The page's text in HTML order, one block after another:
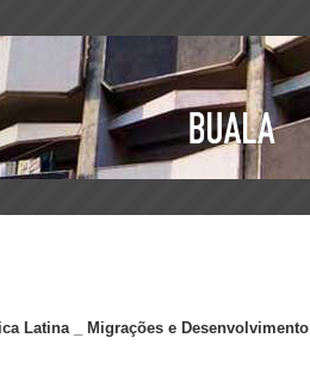
Latina _ Migrações e Desenvolvimento